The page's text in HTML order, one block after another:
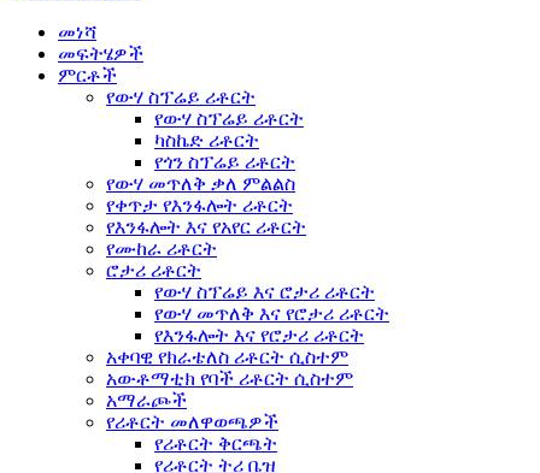
መነሻ
መፍትሄዎች
ምርቶች
የውሃ ስፕሬይ ሪቶርት
የውሃ ስፕሬይ ሪቶርት
ካስኬድ ሪቶርት
የጎን ስፕሬይ ሪቶርት
የውሃ መጥለቅ ቃለ ምልልስ
የቀጥታ የእንፋሎት ሪቶርት
የእንፋሎት እና የአየር ሪቶርት
የሙከራ ሪቶርት
ሮታሪ ሪቶርት
የውሃ ስፕሬይ እና ሮታሪ ሪቶርት
የውሃ መጥለቅ እና የሮታሪ ሪቶርት
የእንፋሎት እና የሮታሪ ሪቶርት
አቀባዊ የክራቴለስ ሪቶርት ሲስተም
አውቶማቲክ የባች ሪቶርት ሲስተም
አማራጮች
የሪቶርት መለዋወጫዎች
የሪቶርት ቅርጫት
የሪቶርት ትሪ ቤዝ